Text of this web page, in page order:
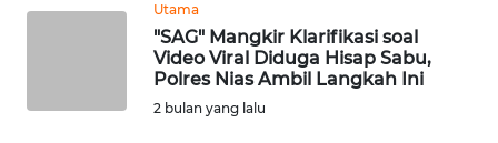
Utama
"SAG" Mangkir Klarifikasi soal
Video Viral Diduga Hisap Sabu,
Polres Nias Ambil Langkah Ini
2 bulan yang lalu
NUSANTARA